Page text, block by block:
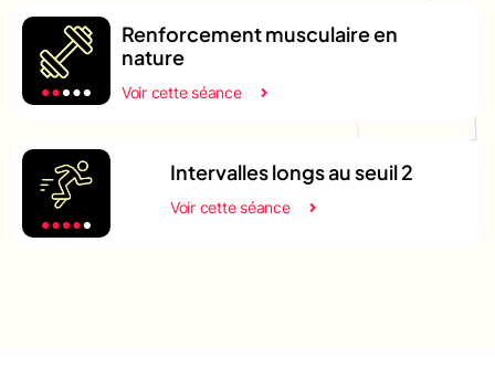
Renforcement musculaire en
nature
Voir cette séance
Intervalles longs au seuil 2
Voir cette séance